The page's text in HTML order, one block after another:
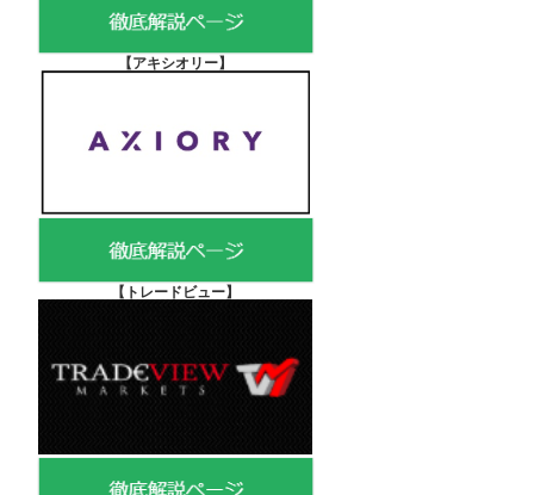
【アキシオリー】
【 トレードビュー】